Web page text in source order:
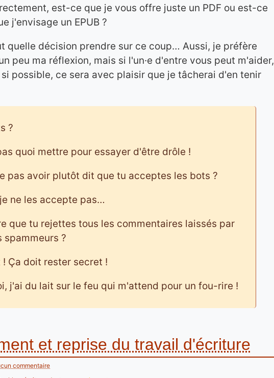
est-ce que je vous offre juste un PDF ou est-ce
j'envisage un EPUB ?
quelle décision prendre sur ce coup… Aussi, je préfère
peu ma réflexion, mais si l'un·e d'entre vous peut m'aider,
possible, ce sera avec plaisir que je tâcherai d'en tenir
?
quoi mettre pour essayer d'être drôle !
pas avoir plutôt dit que tu acceptes les bots ?
ne les accepte pas…
que tu rejettes tous les commentaires laissés par
spammeurs ?
Ça doit rester secret !
j'ai du lait sur le feu qui m'attend pour un fou-rire !
et reprise du travail d'écriture
commentaire